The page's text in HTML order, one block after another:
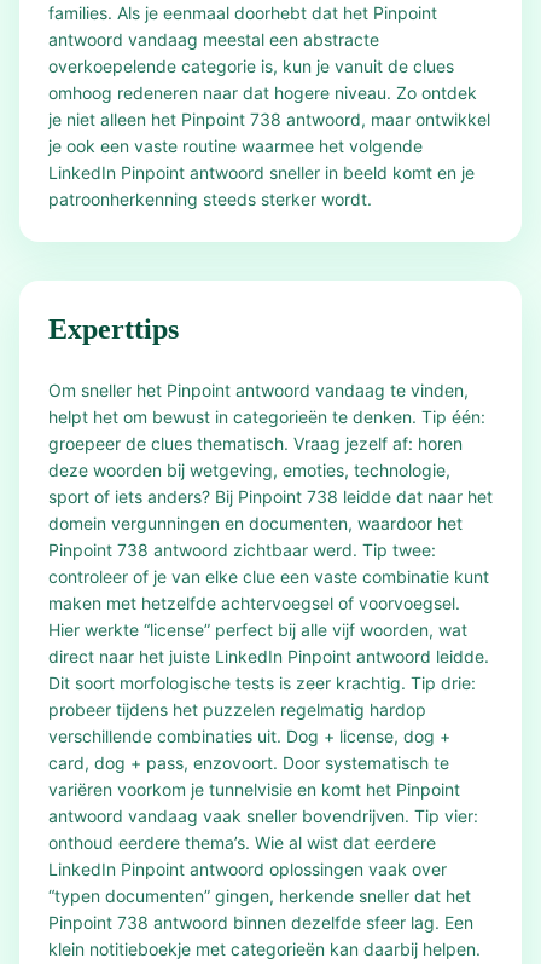
families. Als je eenmaal doorhebt dat het Pinpoint
antwoord vandaag meestal een abstracte
overkoepelende categorie is, kun je vanuit de clues
omhoog redeneren naar dat hogere niveau. Zo ontdek
je niet alleen het Pinpoint 738 antwoord, maar ontwikkel
je ook een vaste routine waarmee het volgende
LinkedIn Pinpoint antwoord sneller in beeld komt en je
patroonherkenning steeds sterker wordt.
Experttips
Om sneller het Pinpoint antwoord vandaag te vinden,
helpt het om bewust in categorieën te denken. Tip één:
groepeer de clues thematisch. Vraag jezelf af: horen
deze woorden bij wetgeving, emoties, technologie,
sport of iets anders? Bij Pinpoint 738 leidde dat naar het
domein vergunningen en documenten, waardoor het
Pinpoint 738 antwoord zichtbaar werd. Tip twee:
controleer of je van elke clue een vaste combinatie kunt
maken met hetzelfde achtervoegsel of voorvoegsel.
Hier werkte “license” perfect bij alle vijf woorden, wat
direct naar het juiste LinkedIn Pinpoint antwoord leidde.
Dit soort morfologische tests is zeer krachtig. Tip drie:
probeer tijdens het puzzelen regelmatig hardop
verschillende combinaties uit. Dog + license, dog +
card, dog + pass, enzovoort. Door systematisch te
variëren voorkom je tunnelvisie en komt het Pinpoint
antwoord vandaag vaak sneller bovendrijven. Tip vier:
onthoud eerdere thema’s. Wie al wist dat eerdere
LinkedIn Pinpoint antwoord oplossingen vaak over
“typen documenten” gingen, herkende sneller dat het
Pinpoint 738 antwoord binnen dezelfde sfeer lag. Een
klein notitieboekje met categorieën kan daarbij helpen.